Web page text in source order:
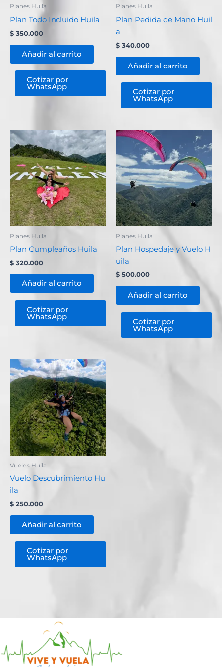
Planes Huila
Plan Todo Incluido Huila
$ 350.000
Añadir al carrito
Cotizar por
WhatsApp
Planes Huila
Plan Pedida de Mano Huil
a
$ 340.000
Añadir al carrito
Cotizar por
WhatsApp
Planes Huila
Plan Cumpleaños Huila
$ 320.000
Añadir al carrito
Cotizar por
WhatsApp
Planes Huila
Plan Hospedaje y Vuelo H
uila
$ 500.000
Añadir al carrito
Cotizar por
WhatsApp
Vuelos Huila
Vuelo Descubrimiento Hu
ila
$ 250.000
Añadir al carrito
Cotizar por
WhatsApp